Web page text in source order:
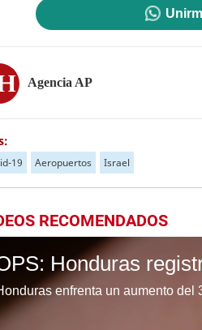
Agencia AP
19 Aeropuertos Israel
RECOMENDADOS